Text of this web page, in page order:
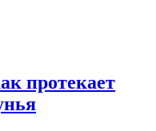
протекает